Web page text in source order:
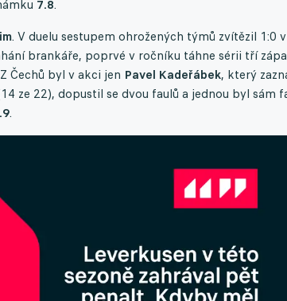
7.8.
. V duelu sestupem ohrožených týmů zvítězil 1:0
brankáře, poprvé v ročníku táhne sérii tří
Čechů byl v akci jen Pavel Kadeřábek, který
ze 22), dopustil se dvou faulů a jednou byl sám
.